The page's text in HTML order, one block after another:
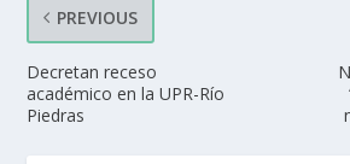
PREVIOUS
Decretan receso
académico en la UPR-Río
Piedras